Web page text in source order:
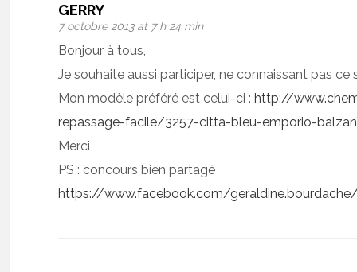
GERRY
7 octobre 2013 at 7 h 24 min
Bonjour à tous,
Je souhaite aussi participer, ne connaissant pas ce
Mon modèle préféré est celui-ci :http://
repassage-facile/3257-citta-bleu-emporio-
Merci
PS : concours bien partagé
https://www.facebook.com/